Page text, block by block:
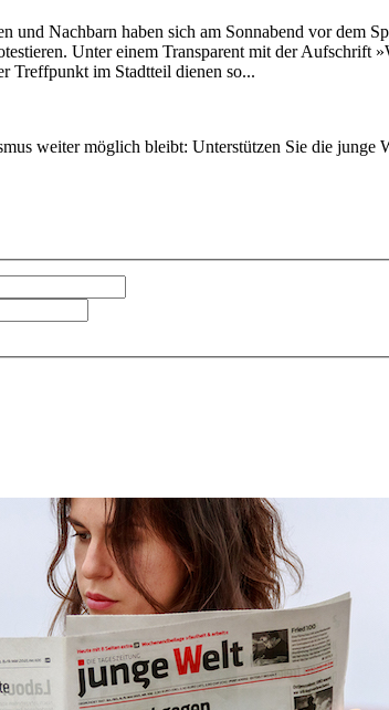
und Nachbarn haben sich am Sonnabend vor dem
Unter einem Transparent mit der
Treffpunkt im Stadtteil dienen so...
weiter möglich bleibt: Unterstützen Sie die